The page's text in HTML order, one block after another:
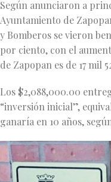
Según anunciaron a
Ayuntamiento de
y Bomberos se vieron
por ciento, con el
de Zapopan es de 17 mil
Los $2,088,000.00
“inversión inicial”,
ganaría en 10 años,